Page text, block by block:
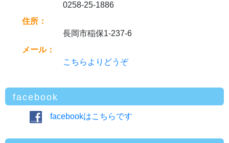
0258-25-1886
住所：
長岡市稲保1-237-6
メール：
こちらよりどうぞ
facebook
facebookはこちらです